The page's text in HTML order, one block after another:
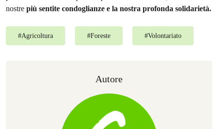
nostre più sentite condoglianze e la nostra profonda solidarietà.
#Agricoltura #Foreste #Volontariato
Autore